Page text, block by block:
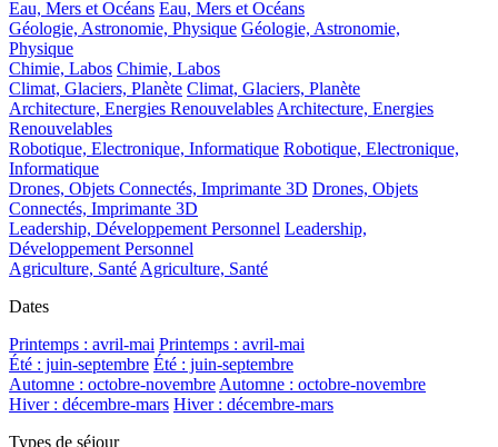
Eau, Mers et Océans Eau, Mers et Océans
Géologie, Astronomie, Physique Géologie, Astronomie,
Physique
Chimie, Labos Chimie, Labos
Climat, Glaciers, Planète Climat, Glaciers, Planète
Architecture, Energies Renouvelables Architecture, Energies
Renouvelables
Robotique, Electronique, Informatique Robotique, Electronique,
Informatique
Drones, Objets Connectés, Imprimante 3D Drones, Objets
Connectés, Imprimante 3D
Leadership, Développement Personnel Leadership,
Développement Personnel
Agriculture, Santé Agriculture, Santé
Dates
Printemps : avril-mai Printemps : avril-mai
Été : juin-septembre Été : juin-septembre
Automne : octobre-novembre Automne : octobre-novembre
Hiver : décembre-mars Hiver : décembre-mars
Types de séjour